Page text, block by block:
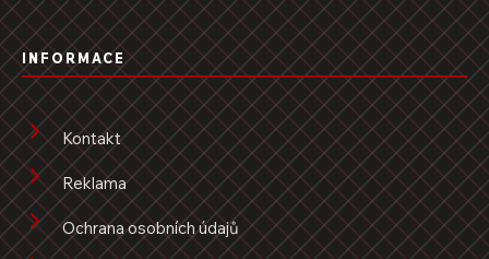
INFORMACE
Kontakt
Reklama
Ochrana osobních údajů